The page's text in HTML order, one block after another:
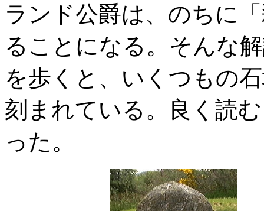
ランド公爵は、のちに
ることになる。そんな
を歩くと、いくつもの
刻まれている。良く読
った。